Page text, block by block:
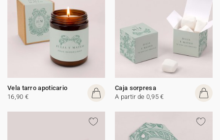
Vela tarro apoticario
16,90 €
Caja sorpresa
A partir de 0,95 €